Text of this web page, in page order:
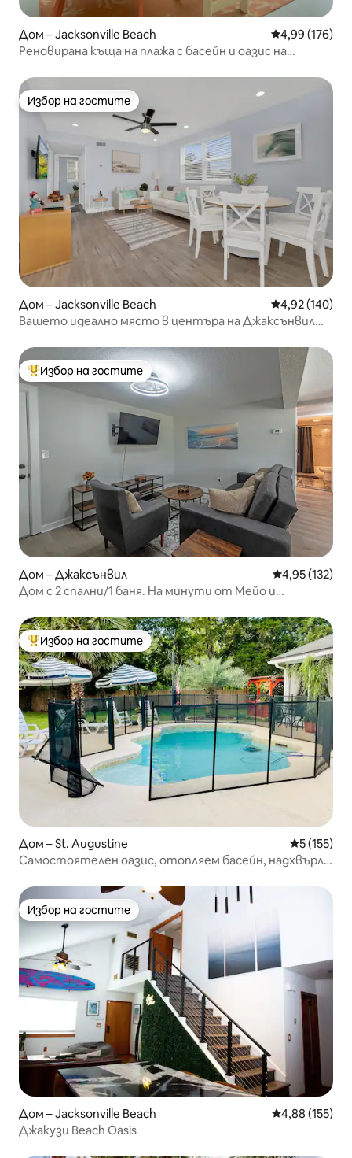
Дом – Jacksonville Beach Средна
4,99 (176)
Реновирана къща на плажа с басейн и оазис на
Избор на гостите
Избор на гостите
Дом – Jacksonville Beach Средна
4,92 (140)
Вашето идеално място в центъра на Джаксънвил
Най-популярен избор на гостите
Избор на гостите
Дом – Джаксънвил Средна
4,95 (132)
Дом с 2 спални/1 баня. На минути от Мейо и
Най-популярен избор на гостите
Избор на гостите
Дом – St. Augustine Средна
5 (155)
Самостоятелен оазис, отопляем басейн, надхвърля
Избор на гостите
Избор на гостите
Дом – Jacksonville Beach Средна
4,88 (155)
Джакузи Beach Oasis